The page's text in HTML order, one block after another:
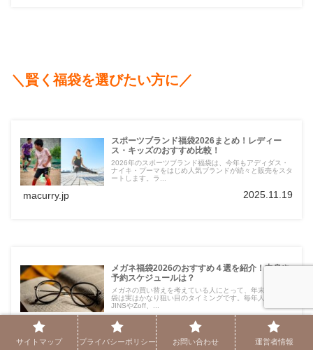
＼賢く福袋を選びたい方に／
スポーツブランド福袋2026まとめ！レディー
ス・キッズのおすすめ比較！
2026年のスポーツブランド福袋は、今年もアディダス・
ナイキ・プーマをはじめ人気ブランドが続々と販売をスタ
ートします。ラ...
macurry.jp 2025.11.19
メガネ福袋2026のおすすめ４選を紹介！中身や
予約スケジュールは？
メガネの買い替えを考えている人にとって、年末年始の福
袋は実はかなり狙い目のタイミングです。毎年人気の
JINSやZoff、...
macurry.jp 2025.11.19
サイトマップ プライバシーポリシー お問い合わせ 運営者情報